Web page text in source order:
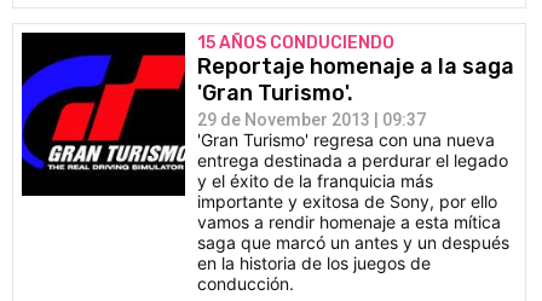
15 AÑOS CONDUCIENDO
Reportaje homenaje a la saga
'Gran Turismo'.
29 de November 2013 | 09:37
'Gran Turismo' regresa con una nueva
entrega destinada a perdurar el legado
y el éxito de la franquicia más
importante y exitosa de Sony, por ello
vamos a rendir homenaje a esta mítica
saga que marcó un antes y un después
en la historia de los juegos de
conducción.